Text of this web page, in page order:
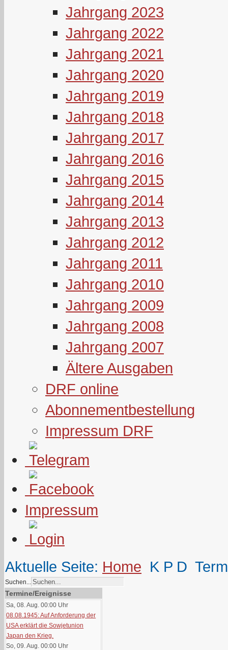
Jahrgang 2023
Jahrgang 2022
Jahrgang 2021
Jahrgang 2020
Jahrgang 2019
Jahrgang 2018
Jahrgang 2017
Jahrgang 2016
Jahrgang 2015
Jahrgang 2014
Jahrgang 2013
Jahrgang 2012
Jahrgang 2011
Jahrgang 2010
Jahrgang 2009
Jahrgang 2008
Jahrgang 2007
Ältere Ausgaben
DRF online
Abonnementbestellung
Impressum DRF
Impressum
Aktuelle Seite: Home K P D
Suchen...
Termine/Ereignisse
Sa, 08. Aug. 00:00 Uhr
08.08.1945: Auf Anforderung der
USA erklärt die Sowjetunion
Japan den Krieg.
So, 09. Aug. 00:00 Uhr